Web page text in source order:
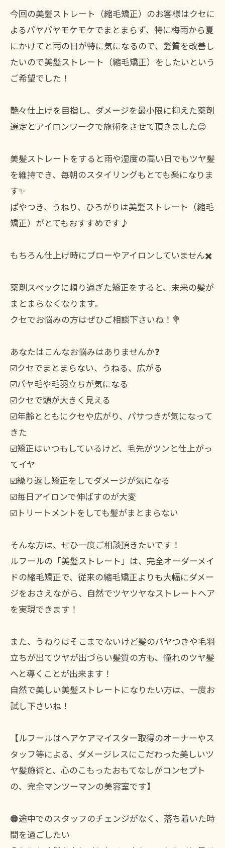
今回の美髪ストレート（縮毛矯正）のお客様はクセに
よるパヤパヤモケモケでまとまらず、特に梅雨から夏
にかけてと雨の日が特に気になるので、髪質を改善し
たいので美髪ストレート（縮毛矯正）をしたいという
ご希望でした！
艶々仕上げを目指し、ダメージを最小限に抑えた薬剤
選定とアイロンワークで施術をさせて頂きました😊
美髪ストレートをすると雨や湿度の高い日でもツヤ髪
を維持でき、毎朝のスタイリングもとても楽になりま
す✨
ぱやつき、うねり、ひろがりは美髪ストレート（縮毛
矯正）がとてもおすすめです♪
もちろん仕上げ時にブローやアイロンしていません✖️
薬剤スペックに頼り過ぎた矯正をすると、未来の髪が
まとまらなくなります。
クセでお悩みの方はぜひご相談下さいね！💐
あなたはこんなお悩みはありませんか❓
☑️クセでまとまらない、うねる、広がる
☑️パヤ毛や毛羽立ちが気になる
☑️クセで頭が大きく見える
☑️年齢とともにクセや広がり、パサつきが気になって
きた
☑️矯正はいつもしているけど、毛先がツンと仕上がっ
てイヤ
☑️繰り返し矯正をしてダメージが気になる
☑️毎日アイロンで伸ばすのが大変
☑️トリートメントをしても髪がまとまらない
そんな方は、ぜひ一度ご相談頂きたいです！
ルフールの「美髪ストレート」は、完全オーダーメイ
ドの縮毛矯正で、従来の縮毛矯正よりも大幅にダメー
ジをおさえながら、自然でツヤツヤなストレートヘア
を実現できます！
また、うねりはそこまでないけど髪のパヤつきや毛羽
立ちが出てツヤが出づらい髪質の方も、憧れのツヤ髪
へと導くことが出来ます！
自然で美しい美髪ストレートになりたい方は、一度お
試し下さいね！
【ルフールはヘアケアマイスター取得のオーナーやス
タッフ等による、ダメージレスにこだわった美しいツ
ヤ髪施術と、心のこもったおもてなしがコンセプト
の、完全マンツーマンの美容室です】
🟠途中でのスタッフのチェンジがなく、落ち着いた時
間を過ごしたい